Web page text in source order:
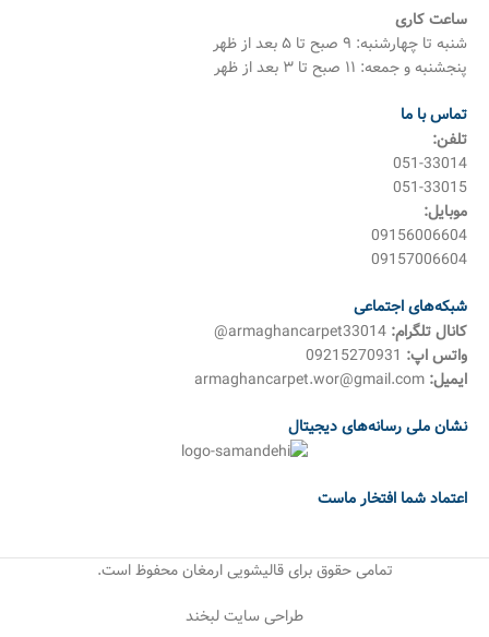
ساعت کاری
شنبه تا چهارشنبه: ۹ صبح تا ۵ بعد از ظهر
پنجشنبه و جمعه: ۱۱ صبح تا ۳ بعد از ظهر
تماس با ما
تلفن:
051-33014
051-33015
موبایل:
09156006604
09157006604
شبکه‌های اجتماعی
کانال تلگرام:
واتس اپ: 09215270931
ایمیل:
نشان ملی رسانه‌های دیجیتال
اعتماد شما افتخار ماست
تمامی حقوق برای قالیشویی ارمغان محفوظ است.
طراحی سایت لبخند